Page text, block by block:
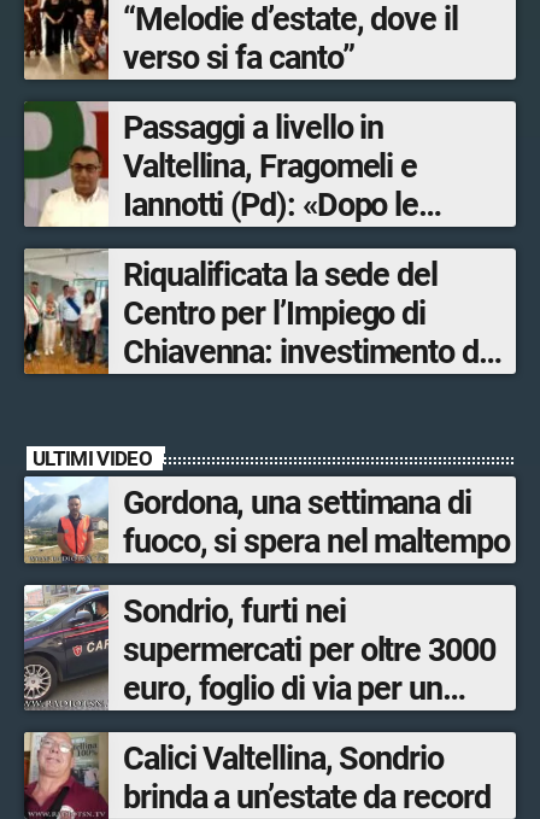
“Melodie d’estate, dove il
verso si fa canto”
Passaggi a livello in
Valtellina, Fragomeli e
Iannotti (Pd): «Dopo le
Olimpiadi solo un terzo delle
opere sostitutive sarà
ultimato entro il 2026»
Riqualificata la sede del
Centro per l’Impiego di
Chiavenna: investimento da
ULTIMI VIDEO
Gordona, una settimana di
fuoco, si spera nel maltempo
Sondrio, furti nei
supermercati per oltre 3000
euro, foglio di via per un
ventinovenne
Calici Valtellina, Sondrio
brinda a un’estate da record